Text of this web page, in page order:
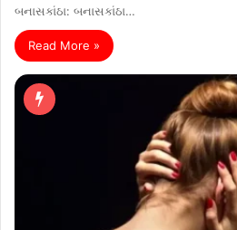
બનાસકાંઠા: બનાસકાંઠા…
Read More »